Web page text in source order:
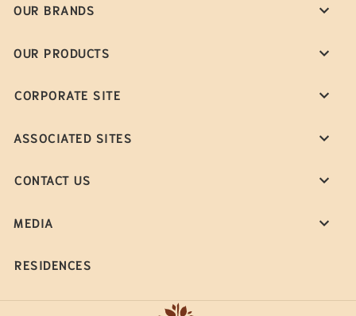
OUR BRANDS
OUR PRODUCTS
CORPORATE SITE
ASSOCIATED SITES
CONTACT US
MEDIA
RESIDENCES